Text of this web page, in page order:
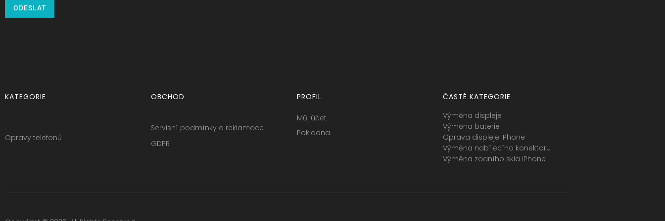
ODESLAT
KATEGORIE
Opravy telefonů
OBCHOD
Servisní podmínky a reklamace
GDPR
PROFIL
Můj účet
Pokladna
ČASTÉ KATEGORIE
Výměna displeje
Výměna baterie
Oprava displeje iPhone
Výměna nabíjecího konektoru
Výměna zadního skla iPhone